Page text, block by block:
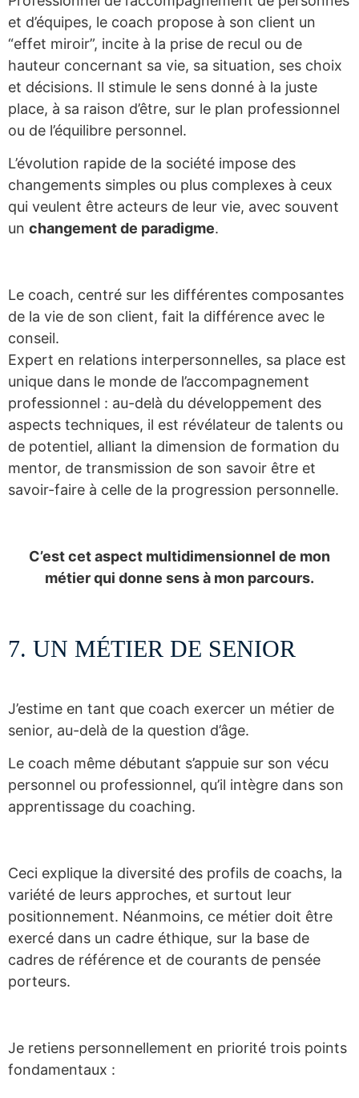
et d’équipes, le coach propose à son client un
“effet miroir”, incite à la prise de recul ou de
hauteur concernant sa vie, sa situation, ses choix
et décisions. Il stimule le sens donné à la juste
place, à sa raison d’être, sur le plan professionnel
ou de l’équilibre personnel.
L’évolution rapide de la société impose des
changements simples ou plus complexes à ceux
qui veulent être acteurs de leur vie, avec souvent
un changement de paradigme.
Le coach, centré sur les différentes composantes
de la vie de son client, fait la différence avec le
conseil.
Expert en relations interpersonnelles, sa place est
unique dans le monde de l’accompagnement
professionnel : au-delà du développement des
aspects techniques, il est révélateur de talents ou
de potentiel, alliant la dimension de formation du
mentor, de transmission de son savoir être et
savoir-faire à celle de la progression personnelle.
C’est cet aspect multidimensionnel de mon
métier qui donne sens à mon parcours.
7. UN MÉTIER DE SENIOR
J’estime en tant que coach exercer un métier de
senior, au-delà de la question d’âge.
Le coach même débutant s’appuie sur son vécu
personnel ou professionnel, qu’il intègre dans son
apprentissage du coaching.
Ceci explique la diversité des profils de coachs, la
variété de leurs approches, et surtout leur
positionnement. Néanmoins, ce métier doit être
exercé dans un cadre éthique, sur la base de
cadres de référence et de courants de pensée
porteurs.
Je retiens personnellement en priorité trois points
fondamentaux :